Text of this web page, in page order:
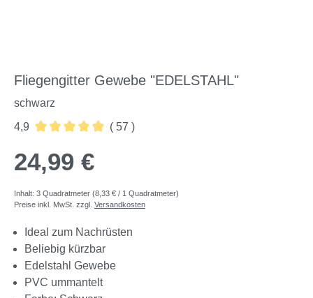
Fliegengitter Gewebe "EDELSTAHL"
schwarz
4,9
( 57 )
24,99 €
Inhalt: 3 Quadratmeter (8,33 € / 1 Quadratmeter)
Preise inkl. MwSt. zzgl. Versandkosten
Ideal zum Nachrüsten
Beliebig kürzbar
Edelstahl Gewebe
PVC ummantelt